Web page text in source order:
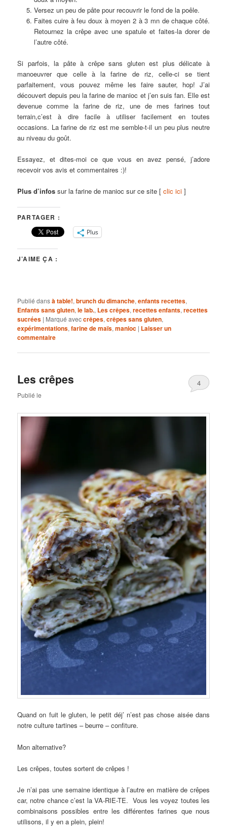
Versez un peu de pâte pour recouvrir le fond de la poêle.
Faites cuire à feu doux à moyen 2 à 3 mn de chaque côté.
Retournez la crêpe avec une spatule et faites-la dorer de
l’autre côté.
Si parfois, la pâte à crêpe sans gluten est plus délicate à
manoeuvrer que celle à la farine de riz, celle-ci se tient
parfaitement, vous pouvez même les faire sauter, hop! J’ai
découvert depuis peu la farine de manioc et j’en suis fan. Elle est
devenue comme la farine de riz, une de mes farines tout
terrain,c’est à dire facile à utiliser facilement en toutes
occasions. La farine de riz est me semble-t-il un peu plus neutre
au niveau du goût.
Essayez, et dites-moi ce que vous en avez pensé, j’adore
recevoir vos avis et commentaires :)!
Plus d’infos sur la farine de manioc sur ce site [clic ici ]
PARTAGER :
Plus
J’AIME ÇA :
Publié dansà table!,brunch du dimanche,enfants recettes,
Enfants sans gluten,le lab., Les crêpes,recettes enfants,recettes
sucrées | Marqué aveccrêpes,crêpes sans gluten,
expérimentations,farine de maïs,manioc | Laisser un
commentaire
Les crêpes
Publié le
4
Quand on fuit le gluten, le petit déj’ n’est pas chose aisée dans
notre culture tartines – beurre – confiture.
Mon alternative?
Les crêpes, toutes sortent de crêpes !
Je n’ai pas une semaine identique à l’autre en matière de crêpes
car, notre chance c’est la VA-RIE-TE. Vous les voyez toutes les
combinaisons possibles entre les différentes farines que nous
utilisons, il y en a plein, plein!